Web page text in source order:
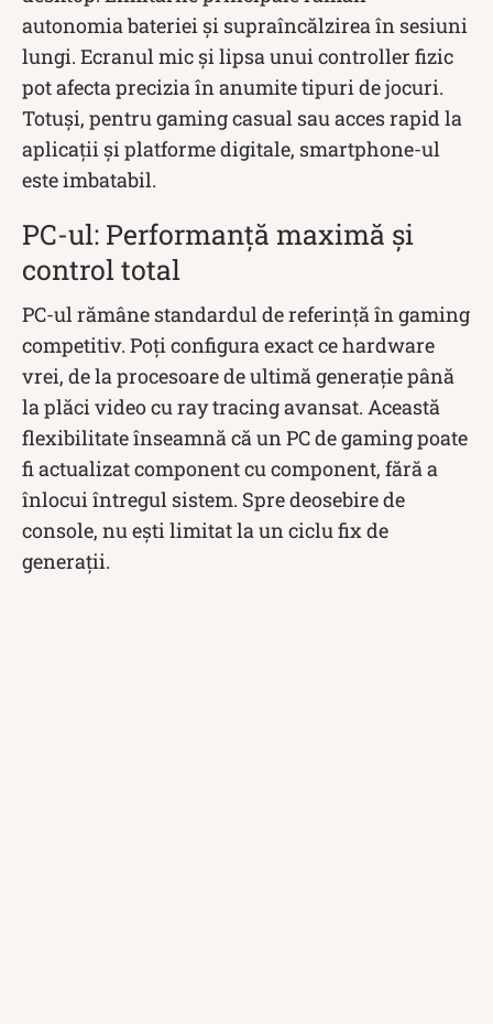
autonomia bateriei și supraîncălzirea în sesiuni
lungi. Ecranul mic și lipsa unui controller fizic
pot afecta precizia în anumite tipuri de jocuri.
Totuși, pentru gaming casual sau acces rapid la
aplicații și platforme digitale, smartphone-ul
este imbatabil.
PC-ul: Performanță maximă și
control total
PC-ul rămâne standardul de referință în gaming
competitiv. Poți configura exact ce hardware
vrei, de la procesoare de ultimă generație până
la plăci video cu ray tracing avansat. Această
flexibilitate înseamnă că un PC de gaming poate
fi actualizat component cu component, fără a
înlocui întregul sistem. Spre deosebire de
console, nu ești limitat la un ciclu fix de
generații.